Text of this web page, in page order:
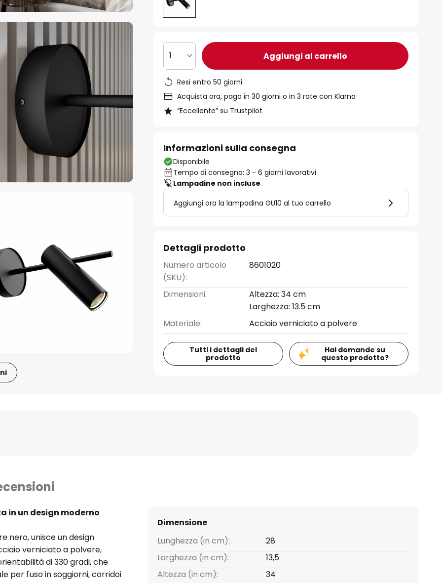
1 Aggiungi al carrello
Resi entro 50 giorni
Acquista ora, paga in 30 giorni o in 3 rate con Klarna
“Eccellente” su Trustpilot
Informazioni sulla consegna
Disponibile
Tempo di consegna: 3 - 6 giorni lavorativi
Lampadine non incluse
Aggiungi ora la lampadina GU10 al tuo carrello
Dettagli prodotto
Numero articolo
(SKU):
8601020
Dimensioni:
Altezza: 34 cm
Larghezza: 13.5 cm
Materiale:
Acciaio verniciato a polvere
Tutti i dettagli del
prodotto
Hai domande su
questo prodotto?
in un design moderno
nero, unisce un design
verniciato a polvere,
di 330 gradi, che
per l'uso in soggiorni, corridoi
Dimensione
Lunghezza (in cm):
28
Larghezza (in cm):
13,5
Altezza (in cm):
34